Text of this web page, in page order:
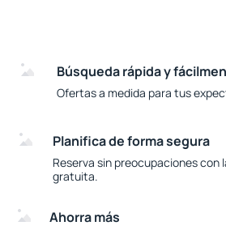
Búsqueda rápida y
Ofertas a medida para tus
Planifica de forma segura
Reserva sin preocupaciones con
gratuita.
Ahorra más